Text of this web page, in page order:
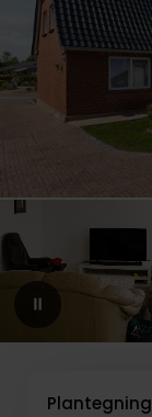
Plantegning